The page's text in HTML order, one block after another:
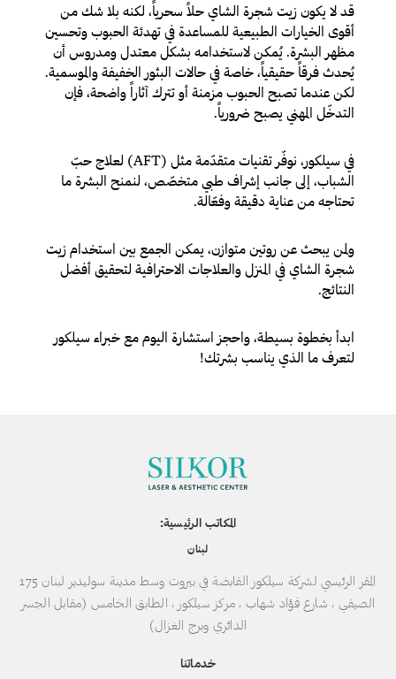
قد لا يكون زيت شجرة الشاي حلاً سحرياً، لكنه بلا شك من
أقوى الخيارات الطبيعية للمساعدة في تهدئة الحبوب وتحسين
مظهر البشرة. يُمكن لاستخدامه بشكل معتدل ومدروس أن
يُحدث فرقاً حقيقياً، خاصة في حالات البثور الخفيفة والموسمية.
لكن عندما تصبح الحبوب مزمنة أو تترك آثاراً واضحة، فإن
التدخّل المهني يصبح ضرورياً.
في سيلكور، نوفّر تقنيات متقدّمة مثل (AFT) لعلاج حبّ
الشباب، إلى جانب إشراف طبي متخصّص، لنمنح البشرة ما
تحتاجه من عناية دقيقة وفعّالة.
ولمن يبحث عن روتين متوازن، يمكن الجمع بين استخدام زيت
شجرة الشاي في المنزل والعلاجات الاحترافية لتحقيق أفضل
النتائج.
ابدأ بخطوة بسيطة، واحجز استشارة اليوم مع خبراء سيلكور
لتعرف ما الذي يناسب بشرتك!
المكاتب الرئيسية:
لبنان
المقر الرئيسي لشركة سيلكور القابضة في بيروت وسط مدينة سوليدير لبنان 175
الصيفي ، شارع فؤاد شهاب ، مركز سيلكور ، الطابق الخامس (مقابل الجسر
الدائري وبرج الغزال)
خدماتنا